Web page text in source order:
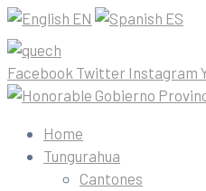
EN ES
Facebook Twitter Instagram
Home
Tungurahua
Cantones